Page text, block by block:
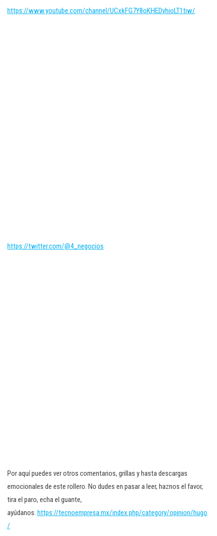
https://www.youtube.com/channel/UCxkFG7Y8oKHEDvhioLT1tiw/
https://twitter.com/@4_negocios
Por aquí puedes ver otros comentarios, grillas y hasta descargas
emocionales de este rollero. No dudes en pasar a leer, haznos el favor,
tira el paro, echa el guante,
ayúdanos. https://tecnoempresa.mx/index.php/category/opinion/hugo
/